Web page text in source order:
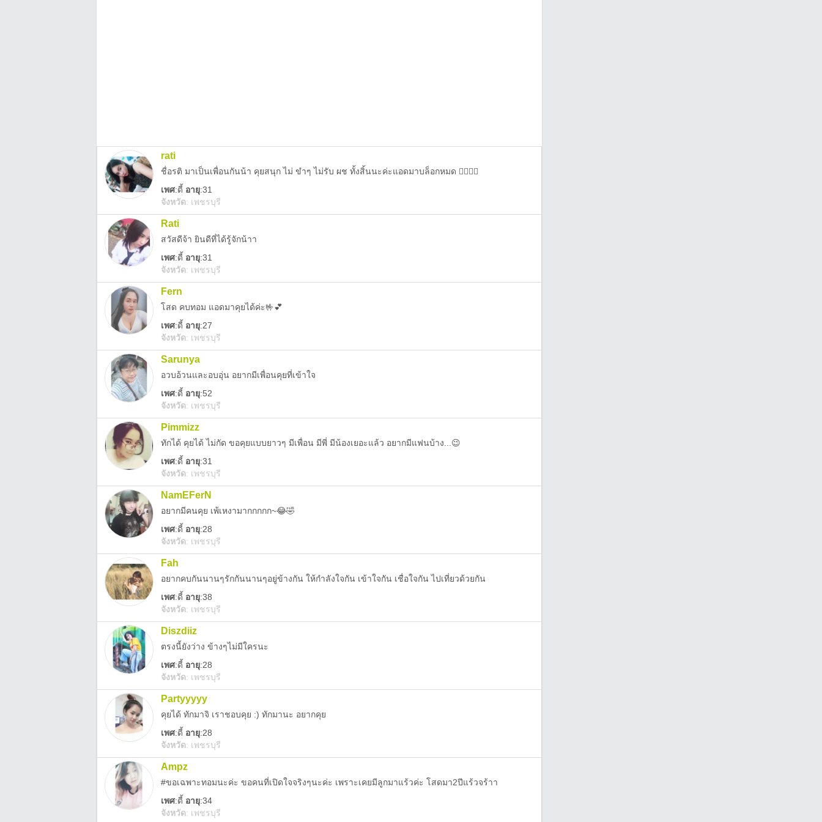
rati
ชื่อรติ มาเป็นเพื่อนกันน้า คุยสนุก ไม่ ขำๆ ไม่รับ ผช ทั้งสิ้นนะค่ะแอดมาบล็อกหมด 👌🏻👌🏻
เพศ:ดี้ อายุ:31
จังหวัด: เพชรบุรี
Rati
สวัสดีจ้า ยินดีที่ได้รู้จักน้าา
เพศ:ดี้ อายุ:31
จังหวัด: เพชรบุรี
Fern
โสด คบทอม แอดมาคุยได้ค่ะ🤟💕
เพศ:ดี้ อายุ:27
จังหวัด: เพชรบุรี
Sarunya
อวบอ้วนและอบอุ่น​ อยากมีเพื่อนคุยที่เข้าใจ
เพศ:ดี้ อายุ:52
จังหวัด: เพชรบุรี
Pimmizz
ทักได้ คุยได้ ไม่กัด ขอคุยแบบยาวๆ มีเพื่อน มีพี่ มีน้องเยอะแล้ว อยากมีแฟนบ้าง...😉
เพศ:ดี้ อายุ:31
จังหวัด: เพชรบุรี
NamEFerN
อยากมีคนคุย เพ้เหงามากกกกก~😂🤣
เพศ:ดี้ อายุ:28
จังหวัด: เพชรบุรี
Fah
อยากคบกันนานๆรักกันนานๆอยู่ข้างกัน ให้กำลังใจกัน เข้าใจกัน เชื่อใจกัน ไปเที่ยวด้วยกัน
เพศ:ดี้ อายุ:38
จังหวัด: เพชรบุรี
Diszdiiz
ตรงนี้ยังว่าง ข้างๆไม่มีใครนะ
เพศ:ดี้ อายุ:28
จังหวัด: เพชรบุรี
Partyyyyy
คุยได้ ทักมาจิ เราชอบคุย :) ทักมานะ อยากคุย
เพศ:ดี้ อายุ:28
จังหวัด: เพชรบุรี
Ampz
#ขอเฉพาะทอมนะค่ะ ขอคนที่เปิดใจจริงๆนะค่ะ เพราะเคยมีลูกมาแร้วค่ะ โสดมา2ปีแร้วจร้าา
เพศ:ดี้ อายุ:34
จังหวัด: เพชรบุรี